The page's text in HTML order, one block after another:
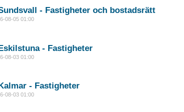
2026-08-26 Auktion i Sundsvall - Fastigheter och bostadsrätt
08-05 01:00
2026-08-27 Auktion i Eskilstuna - Fastigheter
08-03 01:00
2026-08-27 Auktion i Kalmar - Fastigheter
08-03 01:00